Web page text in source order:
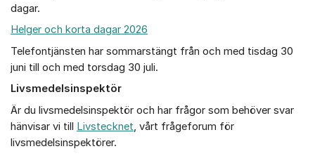
dagar.
Helger och korta dagar 2026
Telefontjänsten har sommarstängt från och med tisdag 30
juni till och med torsdag 30 juli.
Livsmedelsinspektör
Är du livsmedelsinspektör och har frågor som behöver svar
hänvisar vi till Livstecknet, vårt frågeforum för
livsmedelsinspektörer.